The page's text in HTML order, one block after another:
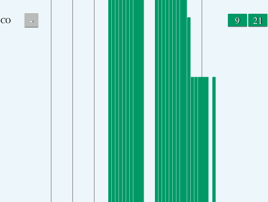
CO - 9 21